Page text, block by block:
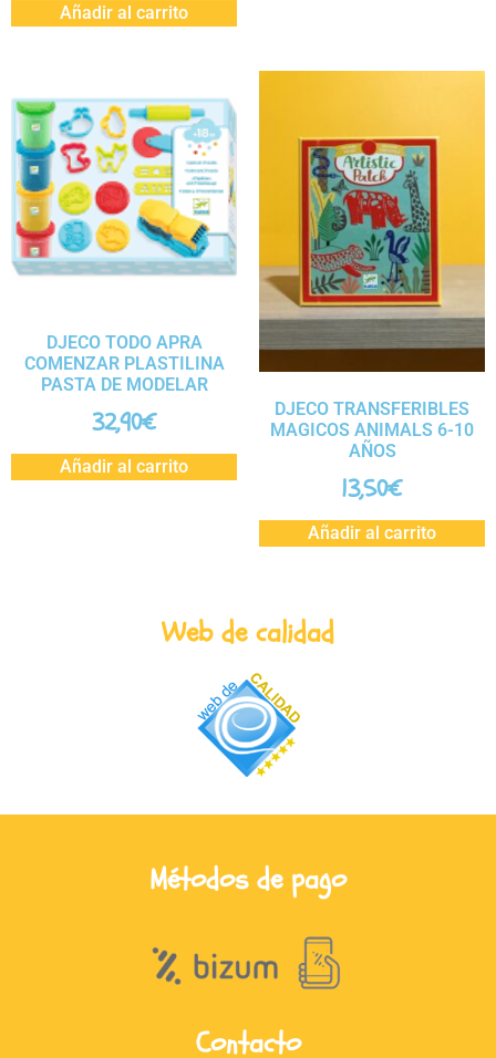
Añadir al carrito
DJECO TODO APRA
COMENZAR PLASTILINA
PASTA DE MODELAR
32,90€
Añadir al carrito
DJECO TRANSFERIBLES
MAGICOS ANIMALS 6-10
AÑOS
13,50€
Añadir al carrito
Web de calidad
Métodos de pago
Contacto